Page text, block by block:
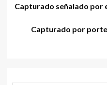
Capturado señalado por
Capturado por